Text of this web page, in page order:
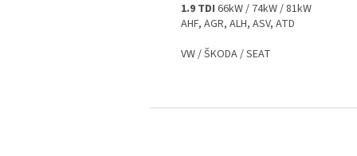
1.9 TDI 66kW / 74kW / 81kW
AHF, AGR, ALH, ASV, ATD
VW / ŠKODA / SEAT